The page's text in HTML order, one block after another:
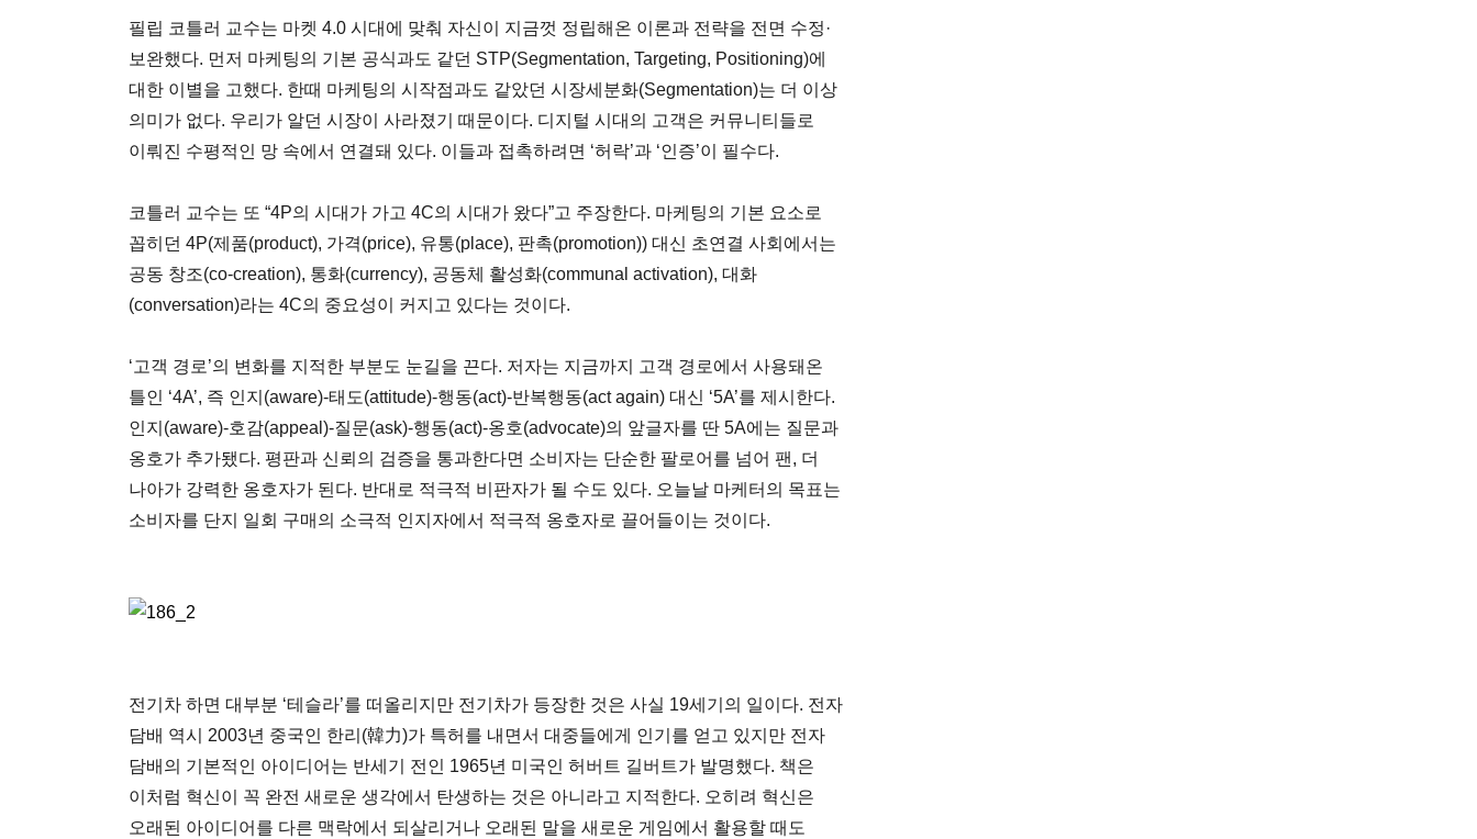
필립 코틀러 교수는 마켓 4.0 시대에 맞춰 자신이 지금껏 정립해온 이론과 전략을 전면 수정·
보완했다. 먼저 마케팅의 기본 공식과도 같던 STP(Segmentation, Targeting, Positioning)에
대한 이별을 고했다. 한때 마케팅의 시작점과도 같았던 시장세분화(Segmentation)는 더 이상
의미가 없다. 우리가 알던 시장이 사라졌기 때문이다. 디지털 시대의 고객은 커뮤니티들로
이뤄진 수평적인 망 속에서 연결돼 있다. 이들과 접촉하려면 ‘허락’과 ‘인증’이 필수다.
코틀러 교수는 또 “4P의 시대가 가고 4C의 시대가 왔다”고 주장한다. 마케팅의 기본 요소로
꼽히던 4P(제품(product), 가격(price), 유통(place), 판촉(promotion)) 대신 초연결 사회에서는
공동 창조(co-creation), 통화(currency), 공동체 활성화(communal activation), 대화
(conversation)라는 4C의 중요성이 커지고 있다는 것이다.
‘고객 경로’의 변화를 지적한 부분도 눈길을 끈다. 저자는 지금까지 고객 경로에서 사용돼온
틀인 ‘4A’, 즉 인지(aware)-태도(attitude)-행동(act)-반복행동(act again) 대신 ‘5A’를 제시한다.
인지(aware)-호감(appeal)-질문(ask)-행동(act)-옹호(advocate)의 앞글자를 딴 5A에는 질문과
옹호가 추가됐다. 평판과 신뢰의 검증을 통과한다면 소비자는 단순한 팔로어를 넘어 팬, 더
나아가 강력한 옹호자가 된다. 반대로 적극적 비판자가 될 수도 있다. 오늘날 마케터의 목표는
소비자를 단지 일회 구매의 소극적 인지자에서 적극적 옹호자로 끌어들이는 것이다.
전기차 하면 대부분 ‘테슬라’를 떠올리지만 전기차가 등장한 것은 사실 19세기의 일이다. 전자
담배 역시 2003년 중국인 한리(韓力)가 특허를 내면서 대중들에게 인기를 얻고 있지만 전자
담배의 기본적인 아이디어는 반세기 전인 1965년 미국인 허버트 길버트가 발명했다. 책은
이처럼 혁신이 꼭 완전 새로운 생각에서 탄생하는 것은 아니라고 지적한다. 오히려 혁신은
오래된 아이디어를 다른 맥락에서 되살리거나 오래된 말을 새로운 게임에서 활용할 때도